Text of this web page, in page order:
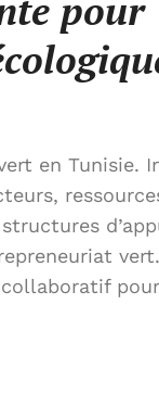
pour
en Tunisie.
vert.
collaboratif pour